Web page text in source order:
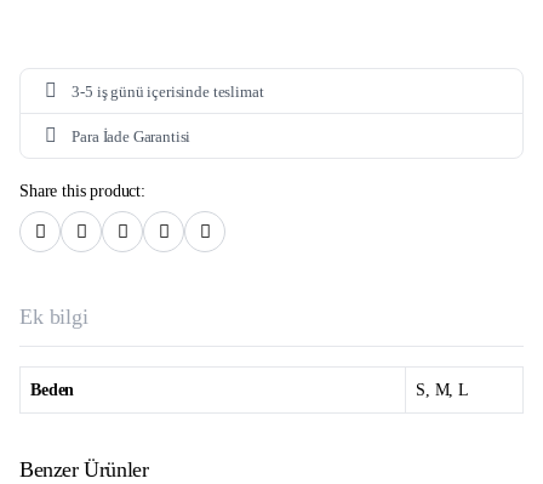
3-5 iş günü içerisinde teslimat
Para İade Garantisi
Share this product:
Ek bilgi
Beden S, M, L
Benzer Ürünler